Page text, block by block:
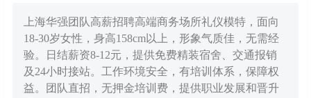
上海华强团队高薪招聘高端商务场所礼仪模特，面向
18-30岁女性，身高158cm以上，形象气质佳，无需经
验。日结薪资8-12元，提供免费精装宿舍、交通报销
及24小时接站。工作环境安全，有培训体系，保障权
益。团队直招，无押金培训费，提供职业发展和晋升